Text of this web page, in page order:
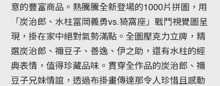
意的豐富商品。熱騰騰全新登場的1000片拼圖，用
「炭治郎、水柱冨岡義勇vs.猗窩座」戰鬥視覺圖呈
現，掛在家中絕對氣勢滿點。全圖壓克力立牌，精
選炭治郎、禰豆子、善逸、伊之助，還有水柱的經
典表情，值得珍藏品味。貫穿全作品的炭治郎、禰
豆子兄妹情誼，透過布掛畫傳達那令人珍惜且感動